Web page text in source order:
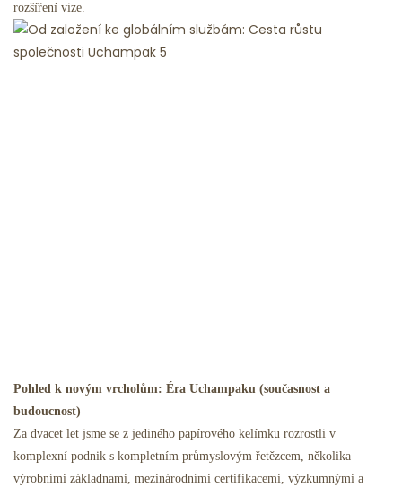
rozšíření vize.
Pohled k novým vrcholům: Éra Uchampaku (současnost a
budoucnost)
Za dvacet let jsme se z jediného papírového kelímku rozrostli v
komplexní podnik s kompletním průmyslovým řetězcem, několika
výrobními základnami, mezinárodními certifikacemi, výzkumnými a